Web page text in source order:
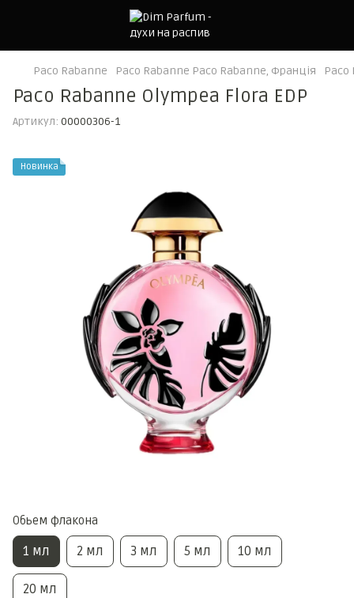
Paco Rabanne Paco Rabanne Paco Rabanne, Франція Paco
Paco Rabanne Olympea Flora EDP
Артикул: 00000306-1
Новинка
Обьем флакона
1 мл 2 мл 3 мл 5 мл 10 мл
20 мл